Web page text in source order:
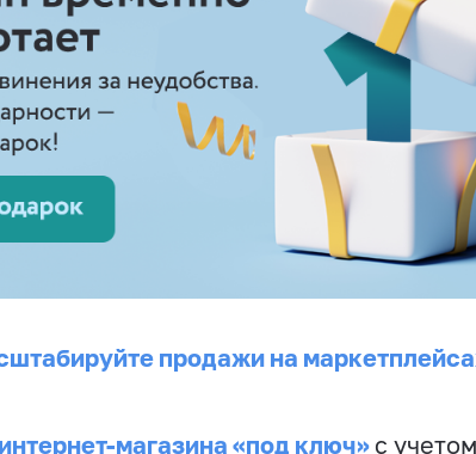
продажи на
магазина «под ключ» с учетом